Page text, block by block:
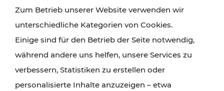
finden Sie hier im Überblick.
Zum Betrieb unserer Website verwenden wir
unterschiedliche Kategorien von Cookies.
Einige sind für den Betrieb der Seite notwendig,
während andere uns helfen, unsere Services zu
verbessern, Statistiken zu erstellen oder
personalisierte Inhalte anzuzeigen – etwa